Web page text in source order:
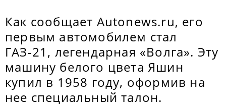
Как сообщает Autonews.ru, его
первым автомобилем стал
ГАЗ-21, легендарная «Волга». Эту
машину белого цвета Яшин
купил в 1958 году, оформив на
нее специальный талон.